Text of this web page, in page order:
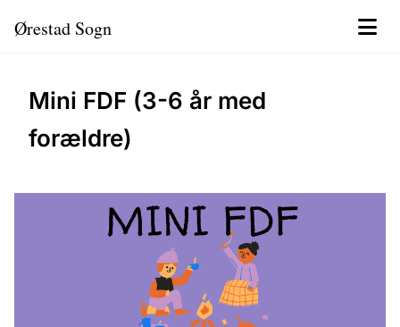
Ørestad Sogn
Mini FDF (3-6 år med
forældre)